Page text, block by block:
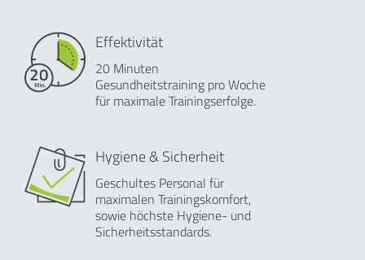
Effektivität
20 Minuten
Gesundheitstraining pro Woche
für maximale Trainingserfolge.
Hygiene & Sicherheit
Geschultes Personal für
maximalen Trainingskomfort,
sowie höchste Hygiene- und
Sicherheitsstandards.